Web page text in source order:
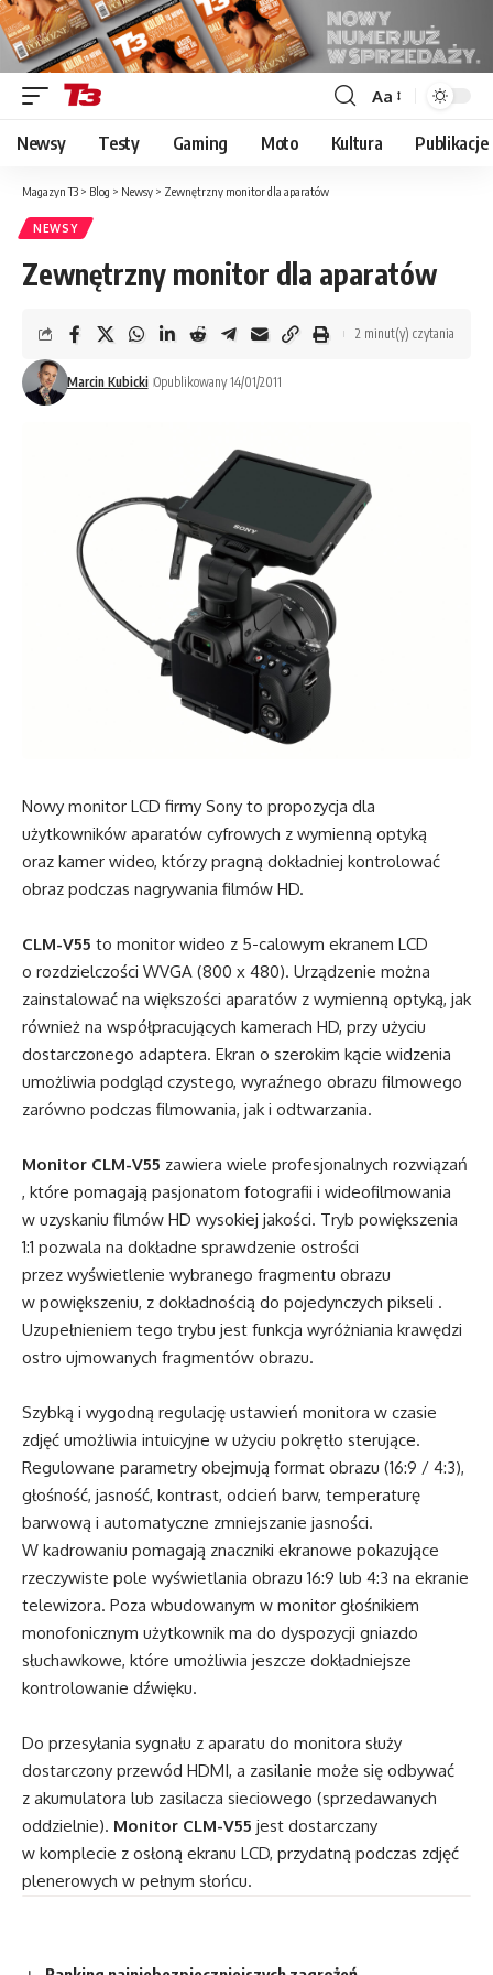
Font
Resizer
Aa
Newsy Testy Gaming Moto Kultura Publikacje
Magazyn T3 > Blog > Newsy > Zewnętrzny monitor dla aparatów
NEWSY
Zewnętrzny monitor dla aparatów
Marcin Kubicki Opublikowany 14/01/2011
2 minut(y) czytania
Nowy monitor LCD firmy Sony to propozycja dla
użytkowników aparatów cyfrowych z wymienną optyką
oraz kamer wideo, którzy pragną dokładniej kontrolować
obraz podczas nagrywania filmów HD.
CLM-V55 to monitor wideo z 5-calowym ekranem LCD
o rozdzielczości WVGA (800 x 480). Urządzenie można
zainstalować na większości aparatów z wymienną optyką, jak
również na współpracujących kamerach HD, przy użyciu
dostarczonego adaptera. Ekran o szerokim kącie widzenia
umożliwia podgląd czystego, wyraźnego obrazu filmowego
zarówno podczas filmowania, jak i odtwarzania.
Monitor CLM-V55 zawiera wiele profesjonalnych rozwiązań
, które pomagają pasjonatom fotografii i wideofilmowania
w uzyskaniu filmów HD wysokiej jakości. Tryb powiększenia
1:1 pozwala na dokładne sprawdzenie ostrości
przez wyświetlenie wybranego fragmentu obrazu
w powiększeniu, z dokładnością do pojedynczych pikseli .
Uzupełnieniem tego trybu jest funkcja wyróżniania krawędzi
ostro ujmowanych fragmentów obrazu.
Szybką i wygodną regulację ustawień monitora w czasie
zdjęć umożliwia intuicyjne w użyciu pokrętło sterujące.
Regulowane parametry obejmują format obrazu (16:9 / 4:3),
głośność, jasność, kontrast, odcień barw, temperaturę
barwową i automatyczne zmniejszanie jasności.
W kadrowaniu pomagają znaczniki ekranowe pokazujące
rzeczywiste pole wyświetlania obrazu 16:9 lub 4:3 na ekranie
telewizora. Poza wbudowanym w monitor głośnikiem
monofonicznym użytkownik ma do dyspozycji gniazdo
słuchawkowe, które umożliwia jeszcze dokładniejsze
kontrolowanie dźwięku.
Do przesyłania sygnału z aparatu do monitora służy
dostarczony przewód HDMI, a zasilanie może się odbywać
z akumulatora lub zasilacza sieciowego (sprzedawanych
oddzielnie). Monitor CLM-V55 jest dostarczany
w komplecie z osłoną ekranu LCD, przydatną podczas zdjęć
plenerowych w pełnym słońcu.